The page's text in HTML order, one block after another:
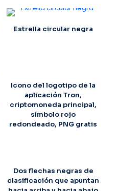
Estrella circular negra
Icono del logotipo de la
aplicación Tron,
criptomoneda principal,
símbolo rojo
redondeado, PNG gratis
Dos flechas negras de
clasificación que apuntan